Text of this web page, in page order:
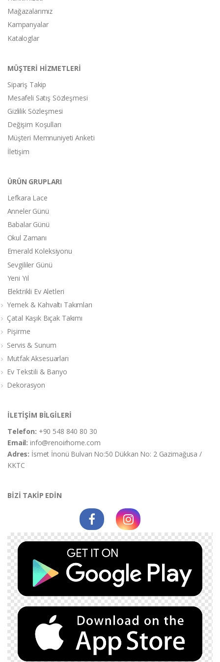
Mağazalarımız
Kampanyalar
Kataloglar
MÜŞTERİ HİZMETLERİ
Sipariş Takip
Mesafeli Satış Sözleşmesi
Gizlilik Sözleşmesi
Değişim Koşulları
Müşteri Memnuniyeti Anketi
İletişim
ÜRÜN GRUPLARI
Lefkara Lace
Anneler Günü
Babalar Günü
Okul Zamanı
Emerald Koleksiyonu
Sevgililer Günü
Yeni Yıl
Elektrikli Ev Aletleri
Yemek & Kahvaltı Takımları
Çatal Kaşık Bıçak Takımı
Pişirme
Servis & Sunum
Mutfak Aksesuarları
Ev Tekstili & Banyo
Dekorasyon
İLETİŞİM BİLGİLERİ
Telefon: +90 548 840 80 30
Email:info@renoirhome.com
Adres: İsmet İnonü Bulvarı No:50 Dükkan No: 2 Gazimağusa /
KKTC
BİZİ TAKİP EDİN